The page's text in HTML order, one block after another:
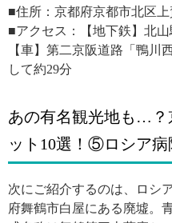
■住所：京都府京都市北区上
■アクセス：【地下鉄】北
【車】第二京阪道路「鴨川
して約29分
あの有名観光地も…？
ット10選！⑤ロシア
次にご紹介するのは、ロシ
府舞鶴市白屋にある廃墟。